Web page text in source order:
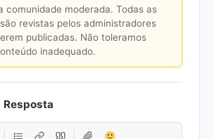
comunidade moderada. Todas as
revistas pelos administradores
publicadas. Não toleramos
inadequado.
Resposta